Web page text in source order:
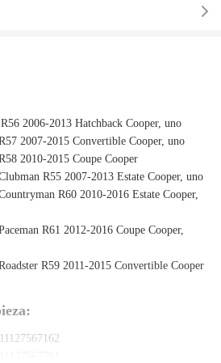
2006-2013 Hatchback Cooper, uno
2007-2015 Convertible Cooper, uno
2010-2015 Coupe Cooper
R55 2007-2013 Estate Cooper, uno
R60 2010-2016 Estate Cooper,
R61 2012-2016 Coupe Cooper,
R59 2011-2015 Convertible Cooper